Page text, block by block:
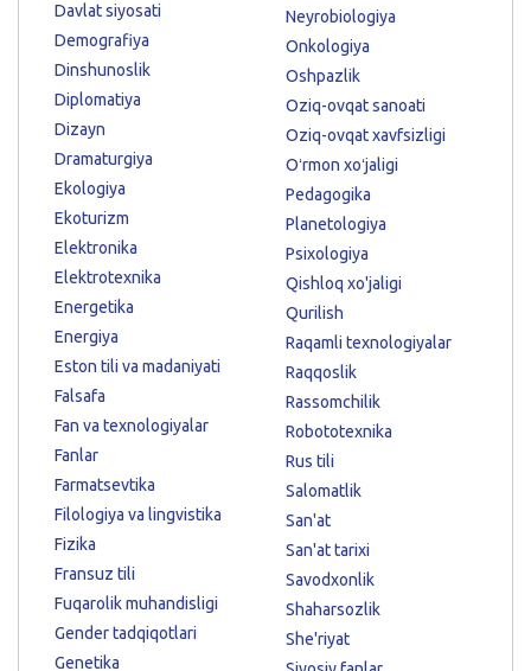
Davlat siyosati
Demografiya
Dinshunoslik
Diplomatiya
Dizayn
Dramaturgiya
Ekologiya
Ekoturizm
Elektronika
Elektrotexnika
Energetika
Energiya
Eston tili va madaniyati
Falsafa
Fan va texnologiyalar
Fanlar
Farmatsevtika
Filologiya va lingvistika
Fizika
Fransuz tili
Fuqarolik muhandisligi
Gender tadqiqotlari
Genetika
Neyrobiologiya
Onkologiya
Oshpazlik
Oziq-ovqat sanoati
Oziq-ovqat xavfsizligi
Oʻrmon xoʻjaligi
Pedagogika
Planetologiya
Psixologiya
Qishloq xo'jaligi
Qurilish
Raqamli texnologiyalar
Raqqoslik
Rassomchilik
Robototexnika
Rus tili
Salomatlik
San'at
San'at tarixi
Savodxonlik
Shaharsozlik
She'riyat